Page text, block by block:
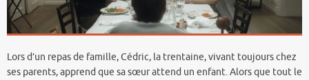
Lors d’un repas de famille, Cédric, la trentaine, vivant toujours chez
ses parents, apprend que sa sœur attend un enfant. Alors que tout le